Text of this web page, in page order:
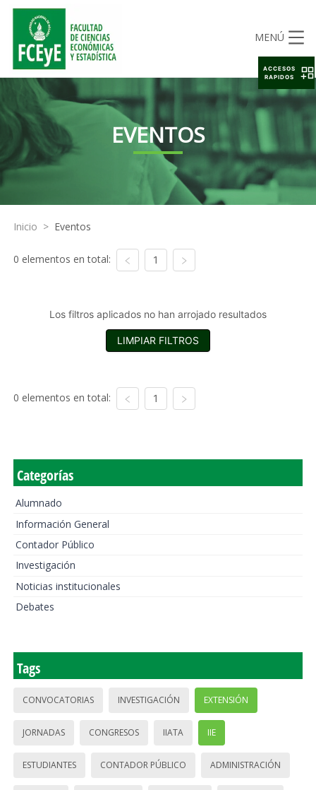
MENÚ
EVENTOS
Inicio > Eventos
0 elementos en total: 1
Los filtros aplicados no han arrojado resultados
LIMPIAR FILTROS
0 elementos en total: 1
Categorías
Alumnado
Información General
Contador Público
Investigación
Noticias institucionales
Debates
Tags
CONVOCATORIAS INVESTIGACIÓN EXTENSIÓN
JORNADAS CONGRESOS IIATA IIE
ESTUDIANTES CONTADOR PÚBLICO ADMINISTRACIÓN
ACCESOS
RAPIDOS